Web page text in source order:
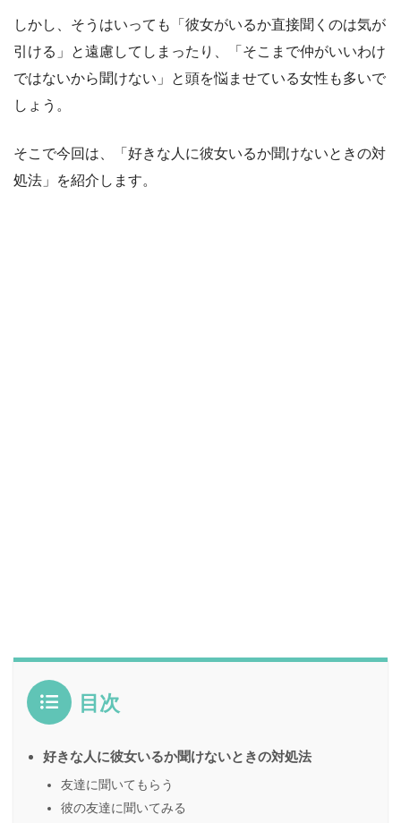
しかし、そうはいっても「彼女がいるか直接聞くのは気が
引ける」と遠慮してしまったり、「そこまで仲がいいわけ
ではないから聞けない」と頭を悩ませている女性も多いで
しょう。
そこで今回は、「好きな人に彼女いるか聞けないときの対
処法」を紹介します。
目次
好きな人に彼女いるか聞けないときの対処法
友達に聞いてもらう
彼の友達に聞いてみる